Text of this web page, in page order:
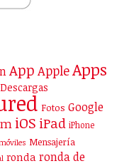
App AppleApps
Descargas
Fotos Google
iOS iPad iPhone
Mensajería
ronda ronda de